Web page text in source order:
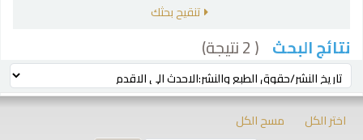
تنقيح بحثك
نتائج البحث ( 2 نتيجة)
ترتيب بواسطة:
اختر الكل
مسح الكل